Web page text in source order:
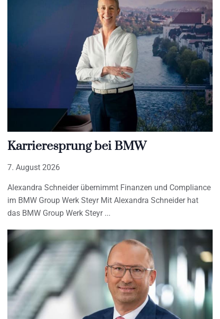
Karrieresprung bei BMW
7. August 2026
Alexandra Schneider übernimmt Finanzen und Compliance
im BMW Group Werk Steyr Mit Alexandra Schneider hat
das BMW Group Werk Steyr